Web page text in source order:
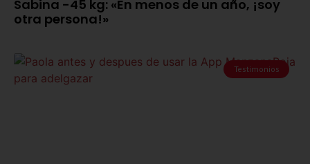
Sabina -45 kg: «En menos de un año, ¡soy
otra persona!»
Testimonios